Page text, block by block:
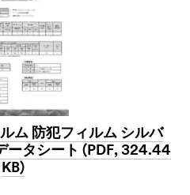
ム 防犯フィルム シルバ
ータシート (PDF, 324.44
KB)